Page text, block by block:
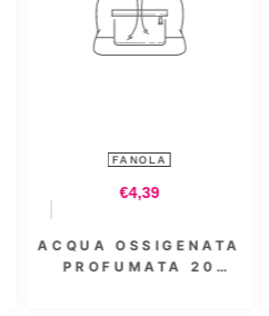
FANOLA
€4,39
ACQUA OSSIGENATA
PROFUMATA 20